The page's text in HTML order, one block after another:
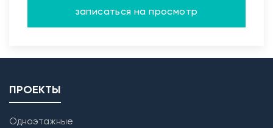
записаться на просмотр
ПРОЕКТЫ
Одноэтажные